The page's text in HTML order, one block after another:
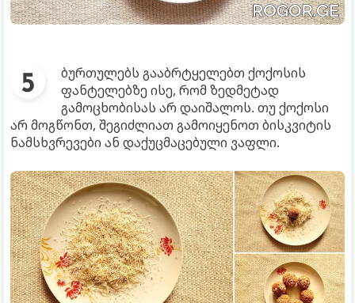
ბურთულებს გააბრტყელებთ ქოქოსის
ფანტელებზე ისე, რომ ზედმეტად
გამოცხობისას არ დაიშალოს. თუ ქოქოსი
არ მოგწონთ, შეგიძლიათ გამოიყენოთ ბისკვიტის
ნამსხვრევები ან დაქუცმაცებული ვაფლი.